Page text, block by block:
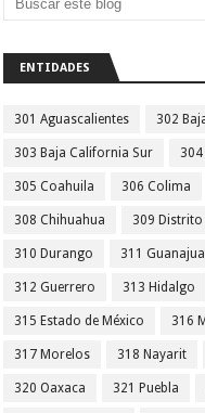
ENTIDADES
301 Aguascalientes 302
303 Baja California Sur
305 Coahuila 306 Colima
308 Chihuahua 309 Distrito
310 Durango 311
312 Guerrero 313 Hidalgo
315 Estado de México 316
317 Morelos 318 Nayarit
320 Oaxaca 321 Puebla